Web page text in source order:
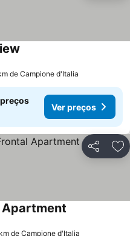
de Campione d'Italia
Ver preços
Partilhar
Apartment
de Campione d'Italia